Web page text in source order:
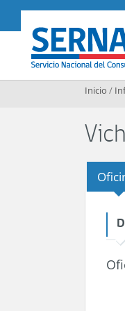
SERNAC
Inicio /